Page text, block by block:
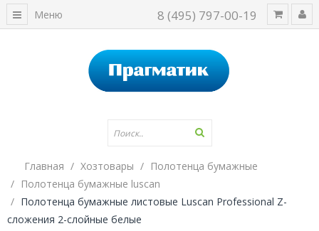
8 (495) 797-00-19
Меню
Главная Хозтовары
Полотенца бумажные
Полотенца бумажные luscan
Полотенца бумажные листовые Luscan Professional Z-
сложения 2-слойные белые